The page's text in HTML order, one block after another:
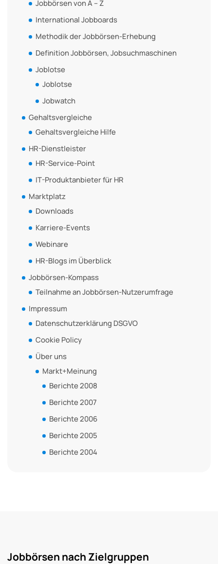
Jobbörsen von A – Z
International Jobboards
Methodik der Jobbörsen-Erhebung
Definition Jobbörsen, Jobsuchmaschinen
Joblotse
Joblotse
Jobwatch
Gehaltsvergleiche
Gehaltsvergleiche Hilfe
HR-Dienstleister
HR-Service-Point
IT-Produktanbieter für HR
Marktplatz
Downloads
Karriere-Events
Webinare
HR-Blogs im Überblick
Jobbörsen-Kompass
Teilnahme an Jobbörsen-Nutzerumfrage
Impressum
Datenschutzerklärung DSGVO
Cookie Policy
Über uns
Markt+Meinung
Berichte 2008
Berichte 2007
Berichte 2006
Berichte 2005
Berichte 2004
Jobbörsen nach Zielgruppen